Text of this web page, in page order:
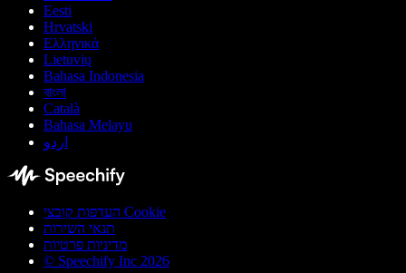
Eesti
Hrvatski
Ελληνικά
Lietuvių
Bahasa Indonesia
বাংলা
Català
Bahasa Melayu
اردو
העדפות קובצי Cookie
תנאי השירות
מדיניות פרטיות
© Speechify Inc 2026